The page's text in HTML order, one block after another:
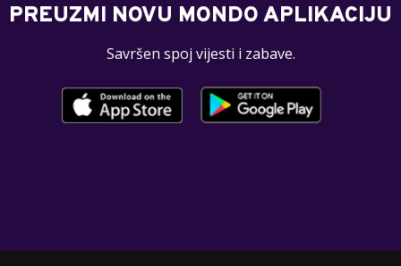
PREUZMI NOVU MONDO APLIKACIJU
Savršen spoj vijesti i zabave.